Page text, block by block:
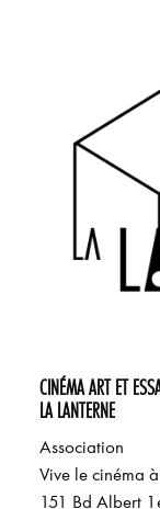
CINÉMA ART ET
LA LANTERNE
Association
Vive le cinéma
151 Bd Albert